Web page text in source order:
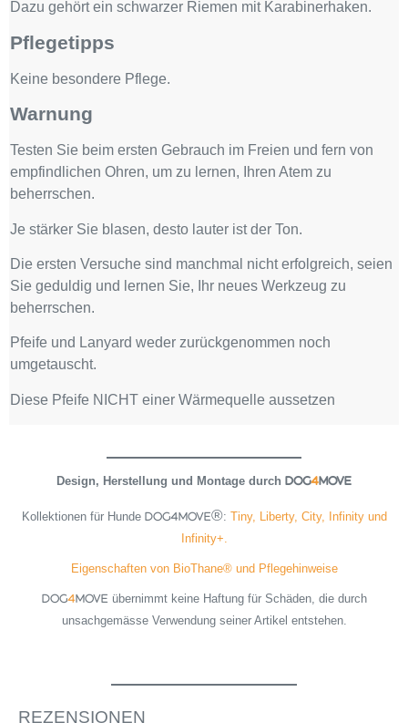
Dazu gehört ein schwarzer Riemen mit Karabinerhaken.
Pflegetipps
Keine besondere Pflege.
Warnung
Testen Sie beim ersten Gebrauch im Freien und fern von
empfindlichen Ohren, um zu lernen, Ihren Atem zu
beherrschen.
Je stärker Sie blasen, desto lauter ist der Ton.
Die ersten Versuche sind manchmal nicht erfolgreich, seien
Sie geduldig und lernen Sie, Ihr neues Werkzeug zu
beherrschen.
Pfeife und Lanyard weder zurückgenommen noch
umgetauscht.
Diese Pfeife NICHT einer Wärmequelle aussetzen
Design, Herstellung und Montage durch DOG4MOVE
Kollektionen für Hunde DOG4MOVE®: Tiny, Liberty, City, Infinity und
Infinity+.
Eigenschaften von BioThane® und Pflegehinweise
DOG4MOVE übernimmt keine Haftung für Schäden, die durch
unsachgemässe Verwendung seiner Artikel entstehen.
REZENSIONEN